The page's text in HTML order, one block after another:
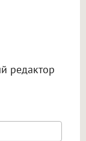
редактор